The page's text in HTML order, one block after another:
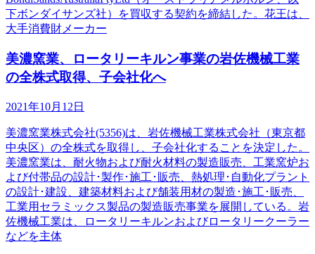
下ボンダイサンズ社）を買収する契約を締結した。花王は、
大手消費財メーカー
美濃窯業、ロータリーキルン事業の岩佐機械工業
の全株式取得、子会社化へ
2021年10月12日
美濃窯業株式会社(5356)は、岩佐機械工業株式会社（東京都
中央区）の全株式を取得し、子会社化することを決定した。
美濃窯業は、耐火物および耐火材料の製造販売、工業窯炉お
よび付帯品の設計･製作･施工･販売、熱処理･自動化プラント
の設計･建設、建築材料および舗装用材の製造･施工･販売、
工業用セラミックス製品の製造販売事業を展開している。岩
佐機械工業は、ロータリーキルンおよびロータリークーラー
などを主体